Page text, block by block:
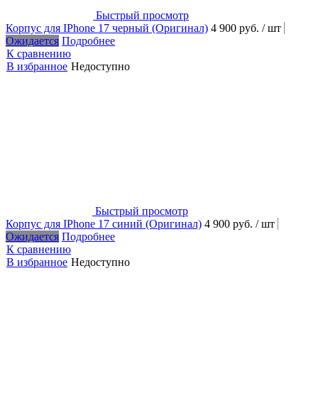
Быстрый просмотр
Корпус для IPhone 17 черный (Оригинал) 4 900 руб. / шт
Ожидается Подробнее
К сравнению
В избранное Недоступно
Быстрый просмотр
Корпус для IPhone 17 синий (Оригинал) 4 900 руб. / шт
Ожидается Подробнее
К сравнению
В избранное Недоступно